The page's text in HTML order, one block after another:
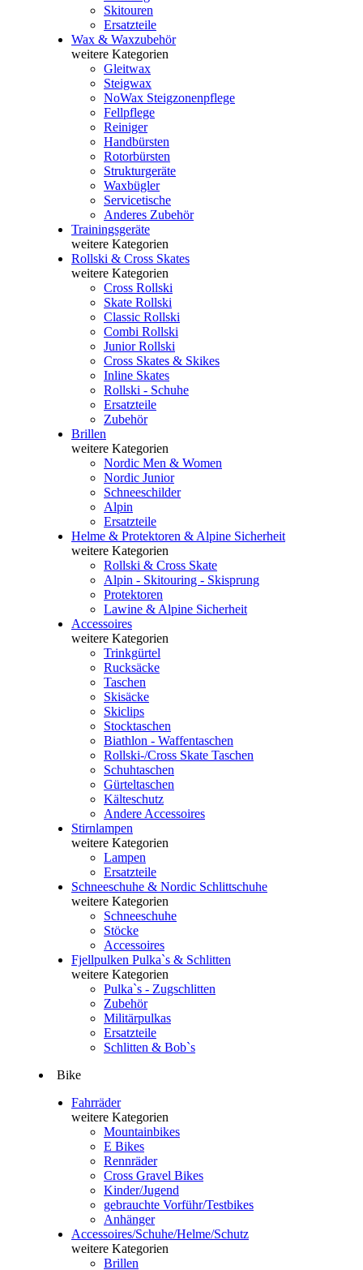
Skitouren
Ersatzteile
Wax & Waxzubehör
weitere Kategorien
Gleitwax
Steigwax
NoWax Steigzonenpflege
Fellpflege
Reiniger
Handbürsten
Rotorbürsten
Strukturgeräte
Waxbügler
Servicetische
Anderes Zubehör
Trainingsgeräte
weitere Kategorien
Rollski & Cross Skates
weitere Kategorien
Cross Rollski
Skate Rollski
Classic Rollski
Combi Rollski
Junior Rollski
Cross Skates & Skikes
Inline Skates
Rollski - Schuhe
Ersatzteile
Zubehör
Brillen
weitere Kategorien
Nordic Men & Women
Nordic Junior
Schneeschilder
Alpin
Ersatzteile
Helme & Protektoren & Alpine Sicherheit
weitere Kategorien
Rollski & Cross Skate
Alpin - Skitouring - Skisprung
Protektoren
Lawine & Alpine Sicherheit
Accessoires
weitere Kategorien
Trinkgürtel
Rucksäcke
Taschen
Skisäcke
Skiclips
Stocktaschen
Biathlon - Waffentaschen
Rollski-/Cross Skate Taschen
Schuhtaschen
Gürteltaschen
Kälteschutz
Andere Accessoires
Stirnlampen
weitere Kategorien
Lampen
Ersatzteile
Schneeschuhe & Nordic Schlittschuhe
weitere Kategorien
Schneeschuhe
Stöcke
Accessoires
Fjellpulken Pulka`s & Schlitten
weitere Kategorien
Pulka`s - Zugschlitten
Zubehör
Militärpulkas
Ersatzteile
Schlitten & Bob`s
Bike
Fahrräder
weitere Kategorien
Mountainbikes
E Bikes
Rennräder
Cross Gravel Bikes
Kinder/Jugend
gebrauchte Vorführ/Testbikes
Anhänger
Accessoires/Schuhe/Helme/Schutz
weitere Kategorien
Brillen